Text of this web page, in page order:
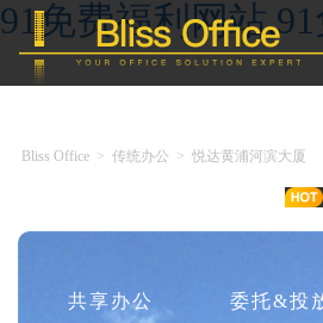
91免费福利网站
共享办公 委托&投
Bliss Office > 传统办公 > 悦达黄浦河滨大厦